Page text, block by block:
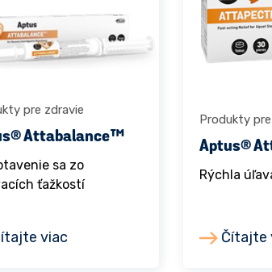
pre zdravie
Attabalance™
sa zo
ťažkostí
viac
Produkty
Aptus®
Rýchla
Čítajte